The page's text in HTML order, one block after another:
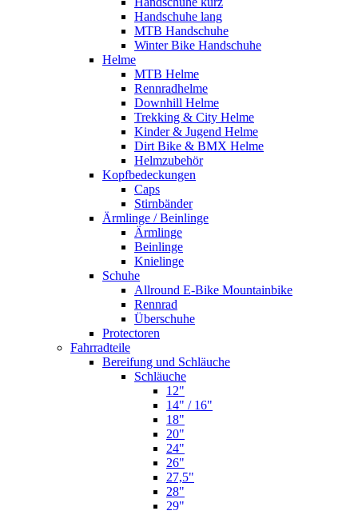
Handschuhe lang
MTB Handschuhe
Winter Bike Handschuhe
Helme
MTB Helme
Rennradhelme
Downhill Helme
Trekking & City Helme
Kinder & Jugend Helme
Dirt Bike & BMX Helme
Helmzubehör
Kopfbedeckungen
Caps
Stirnbänder
Ärmlinge / Beinlinge
Ärmlinge
Beinlinge
Knielinge
Schuhe
Allround E-Bike Mountainbike
Rennrad
Überschuhe
Protectoren
Fahrradteile
Bereifung und Schläuche
Schläuche
12"
14" / 16"
18"
20"
24"
26"
27,5"
28"
29"